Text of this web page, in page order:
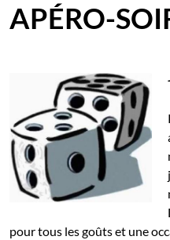
APÉRO-
pour tous les goûts et une